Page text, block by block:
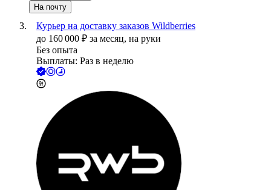
На почту
Курьер на доставку заказов Wildberries
до 160 000 ₽ за месяц, на руки
Без опыта
Выплаты: Раз в неделю